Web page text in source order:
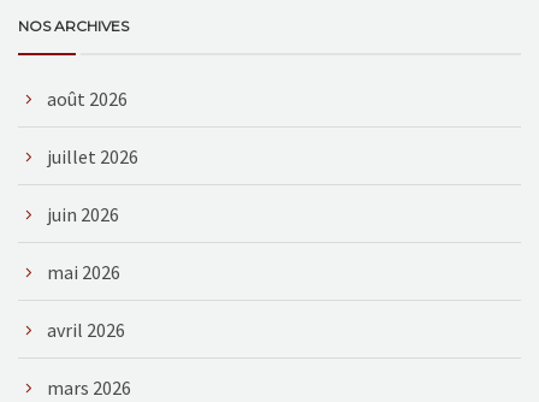
NOS ARCHIVES
août 2026
juillet 2026
juin 2026
mai 2026
avril 2026
mars 2026